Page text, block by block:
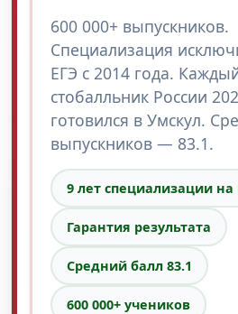
600 000+ выпускников.
Специализация
ЕГЭ с 2014 года.
стобалльник России
готовился в Умскул.
выпускников — 83.1.
9 лет специализации на
Гарантия результата
Средний балл 83.1
600 000+ учеников